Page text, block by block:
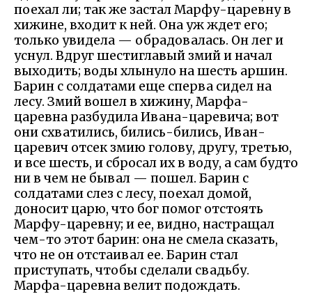
поехал ли; так же застал Марфу-царевну в
хижине, входит к ней. Она уж ждет его;
только увидела — обрадовалась. Он лег и
уснул. Вдруг шестиглавый змий и начал
выходить; воды хлынуло на шесть аршин.
Барин с солдатами еще сперва сидел на
лесу. Змий вошел в хижину, Марфа-
царевна разбудила Ивана-царевича; вот
они схватились, бились-бились, Иван-
царевич отсек змию голову, другу, третью,
и все шесть, и сбросал их в воду, а сам будто
ни в чем не бывал — пошел. Барин с
солдатами слез с лесу, поехал домой,
доносит царю, что бог помог отстоять
Марфу-царевну; и ее, видно, настращал
чем-то этот барин: она не смела сказать,
что не он отстаивал ее. Барин стал
приступать, чтобы сделали свадьбу.
Марфа-царевна велит подождать.